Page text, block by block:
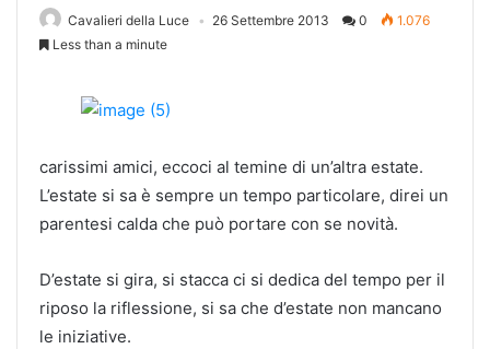
Cavalieri della Luce 26 Settembre 2013 0
1.076
Less than a minute
carissimi amici, eccoci al temine di un’altra estate.
L’estate si sa è sempre un tempo particolare, direi un
parentesi calda che può portare con se novità.
D’estate si gira, si stacca ci si dedica del tempo per il
riposo la riflessione, si sa che d’estate non mancano
le iniziative.